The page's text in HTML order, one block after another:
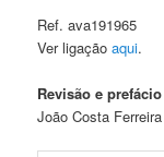
Ref. ava191965
Ver ligaçãoaqui.
Revisão e prefácio
João Costa Ferreira